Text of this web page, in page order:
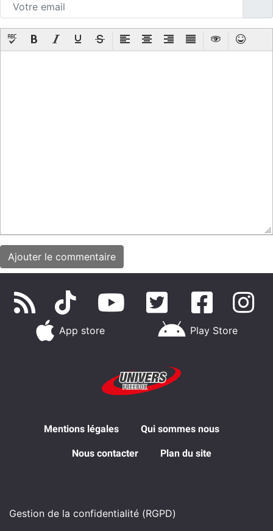
App store Play Store
Mentions légales Qui sommes nous
Nous contacter Plan du site
Gestion de la confidentialité (RGPD)